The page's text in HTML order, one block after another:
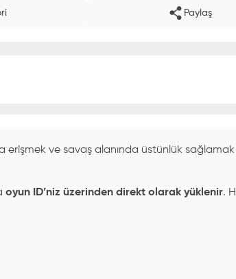
Paylaş
erişmek ve savaş alanında üstünlük sağlamak
oyun ID’niz üzerinden direkt olarak yüklenir.